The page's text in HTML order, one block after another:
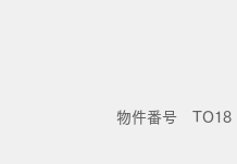
物件番号 TO18